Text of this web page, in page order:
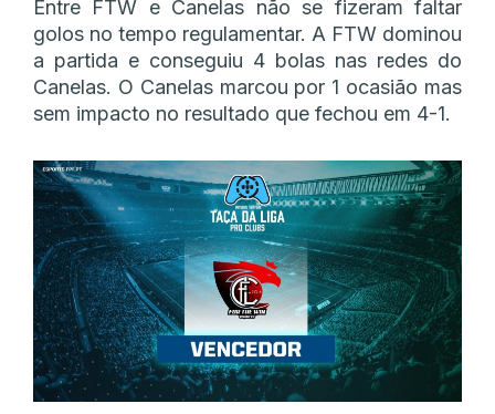
Entre FTW e Canelas não se fizeram faltar
golos no tempo regulamentar. A FTW dominou
a partida e conseguiu 4 bolas nas redes do
Canelas. O Canelas marcou por 1 ocasião mas
sem impacto no resultado que fechou em 4-1.